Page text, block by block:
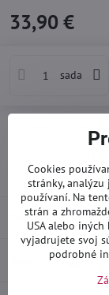
33,90 €
sada
Výrobca:Heko
Popis
Recenzie 0
Cookies
stránky,
používaní. Na
strán a
USA alebo
vyjadrujete svoj
podrobné